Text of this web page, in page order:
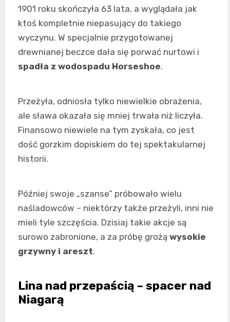
1901 roku skończyła 63 lata, a wyglądała jak
ktoś kompletnie niepasujący do takiego
wyczynu. W specjalnie przygotowanej
drewnianej beczce dała się porwać nurtowi i
spadła z wodospadu Horseshoe.
Przeżyła, odniosła tylko niewielkie obrażenia,
ale sława okazała się mniej trwała niż liczyła.
Finansowo niewiele na tym zyskała, co jest
dość gorzkim dopiskiem do tej spektakularnej
historii.
Później swoje „szanse” próbowało wielu
naśladowców – niektórzy także przeżyli, inni nie
mieli tyle szczęścia. Dzisiaj takie akcje są
surowo zabronione, a za próbę grożą wysokie
grzywny i areszt.
Lina nad przepaścią – spacer nad
Niagarą